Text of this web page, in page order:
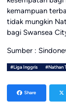
kemampuan
tidak mungkin
bagi Swansea
Sumber :
#Liga Inggris #Nathan
Share